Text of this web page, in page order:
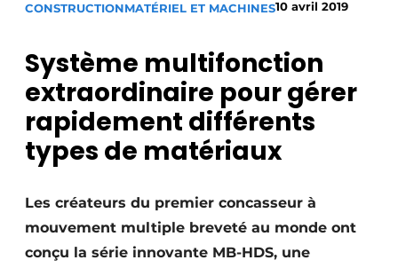
Video’s
Construction bois
Fondations
CONSTRUCTIONMATÉRIEL ET MACHINES10 avril 2019
Système multifonction
extraordinaire pour gérer
rapidement différents
types de matériaux
Les créateurs du premier concasseur à
mouvement multiple breveté au monde ont
conçu la série innovante MB-HDS, une